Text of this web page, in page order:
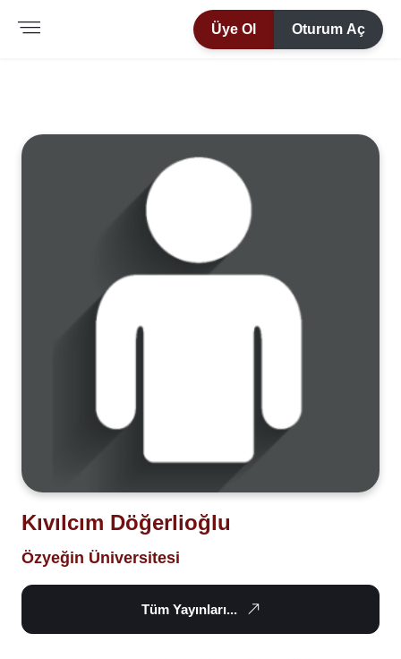
Üye Ol Oturum Aç
Kıvılcım Döğerlioğlu
Özyeğin Üniversitesi
Tüm Yayınları...